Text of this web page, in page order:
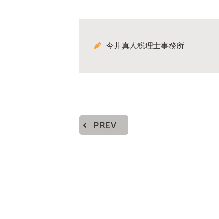
今井真人税理士事務所
PREV